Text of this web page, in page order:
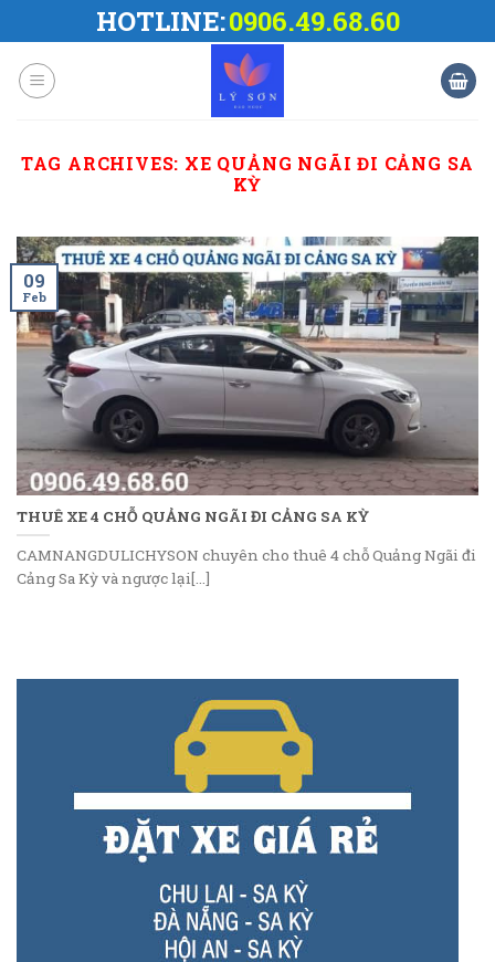
to
content
HOTLINE:0906.49.68.60
TAG ARCHIVES: XE QUẢNG NGÃI ĐI CẢNG SA
KỲ
THUÊ XE 4 CHỖ QUẢNG NGÃI ĐI CẢNG SA KỲ
CAMNANGDULICHYSON chuyên cho thuê 4 chỗ Quảng Ngãi đi
Cảng Sa Kỳ và ngược lại[...]
09
Feb